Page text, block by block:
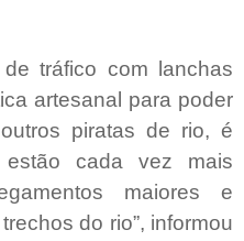
tráfico com lanchas
artesanal para poder
piratas de rio, é
estão cada vez mais
maiores e
do rio”, informou